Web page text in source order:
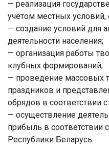
— реализация
учётом местных условий,
— создание условий для
деятельности населения;
— организация работы
клубных формирований;
— проведение массовых
праздников и
обрядов в соответствии
— осуществление
прибыль в соответствии
Республики Беларусь.